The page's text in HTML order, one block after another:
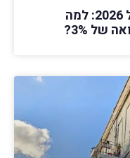
פרדוקס הנדל"ן הישראלי מודל 2026: למה
3%?